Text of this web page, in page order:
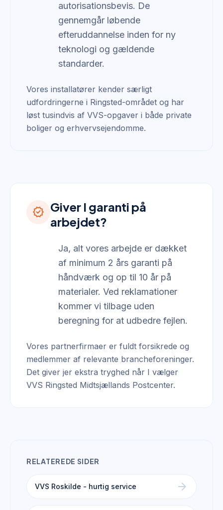
autorisationsbevis. De
gennemgår løbende
efteruddannelse inden for ny
teknologi og gældende
standarder.
Vores installatører kender særligt
udfordringerne i Ringsted-området og har
løst tusindvis af VVS-opgaver i både private
boliger og erhvervsejendomme.
verified Giver I garanti på
arbejdet?
Ja, alt vores arbejde er dækket
af minimum 2 års garanti på
håndværk og op til 10 år på
materialer. Ved reklamationer
kommer vi tilbage uden
beregning for at udbedre fejlen.
Vores partnerfirmaer er fuldt forsikrede og
medlemmer af relevante brancheforeninger.
Det giver jer ekstra tryghed når I vælger
VVS Ringsted Midtsjællands Postcenter.
RELATEREDE SIDER
VVS Roskilde - hurtig service arrow_forward